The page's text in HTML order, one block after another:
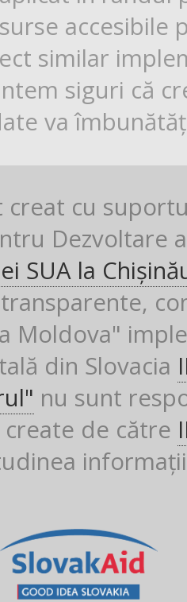
similar
siguri că
va
creat cu
Dezvoltare
SUA la
Moldova"
din Slovacia
nu sunt
de către